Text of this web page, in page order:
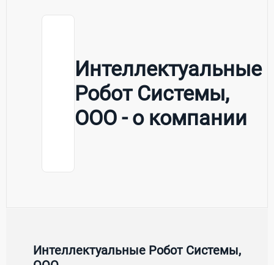
Интеллектуальные
Робот Системы,
ООО - о компании
Интеллектуальные Робот Системы,